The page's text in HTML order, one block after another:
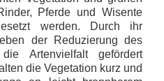
Pferde und Wisente
werden. Durch ihr
der Reduzierung des
Artenvielfalt gefördert
die Vegetation kurz und